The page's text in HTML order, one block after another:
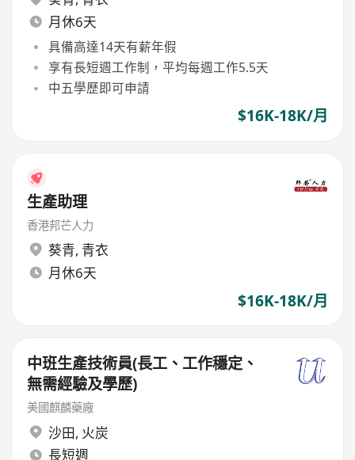
月休6天
具備高達14天有薪年假
享有長短週工作制，平均每週工作5.5天
中五學歷即可申請
$16K-18K/月
生產助理
香港邦芒人力
葵青, 青衣
月休6天
$16K-18K/月
中班生產技術員(長工、工作穩定、
無需經驗及學歷)
美國麒麟藥廠
沙田, 火炭
長短週